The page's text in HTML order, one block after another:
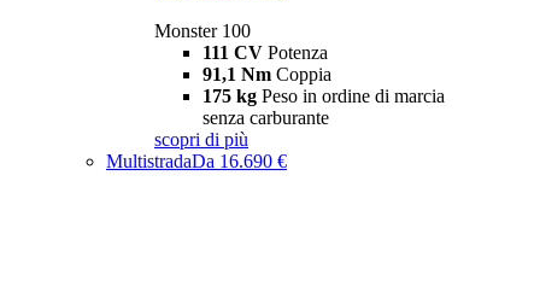
Monster 100
111 CV Potenza
91,1 Nm Coppia
175 kg Peso in ordine di marcia
senza carburante
scopri di più
MultistradaDa 16.690 €